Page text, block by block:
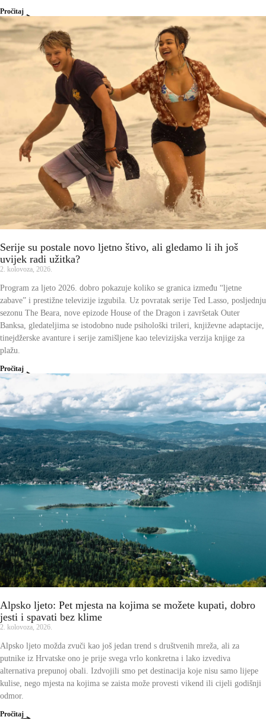
Pročitaj
Serije su postale novo ljetno štivo, ali gledamo li ih još
uvijek radi užitka?
2. kolovoza, 2026.
Program za ljeto 2026. dobro pokazuje koliko se granica između “ljetne
zabave” i prestižne televizije izgubila. Uz povratak serije Ted Lasso, posljednju
sezonu The Beara, nove epizode House of the Dragon i završetak Outer
Banksa, gledateljima se istodobno nude psihološki trileri, književne adaptacije,
tinejdžerske avanture i serije zamišljene kao televizijska verzija knjige za
plažu.
Pročitaj
Alpsko ljeto: Pet mjesta na kojima se možete kupati, dobro
jesti i spavati bez klime
2. kolovoza, 2026.
Alpsko ljeto možda zvuči kao još jedan trend s društvenih mreža, ali za
putnike iz Hrvatske ono je prije svega vrlo konkretna i lako izvediva
alternativa prepunoj obali. Izdvojili smo pet destinacija koje nisu samo lijepe
kulise, nego mjesta na kojima se zaista može provesti vikend ili cijeli godišnji
odmor.
Pročitaj